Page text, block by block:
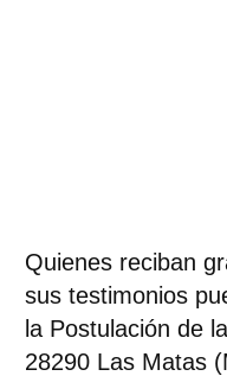
Quienes reciban
sus testimonios
la Postulación de
28290 Las Matas